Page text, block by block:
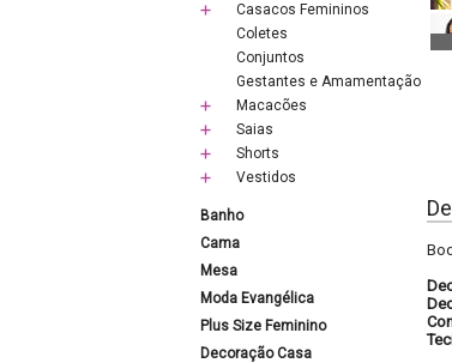
Casacos Femininos
Coletes
Conjuntos
Gestantes e Amamentação
Macacões
Saias
Shorts
Vestidos
Banho
Cama
Mesa
Moda Evangélica
Plus Size Feminino
Decoração Casa